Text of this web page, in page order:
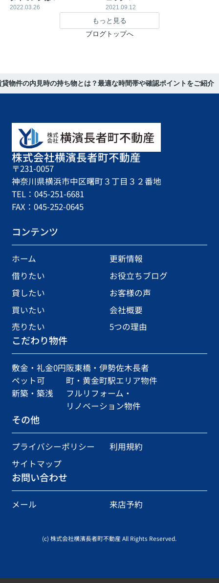
2022.03.26 2021.09.12
もっと見る
ブログトップへ
貸物件の内見時の持ち物とは？最適な時間帯や確認ポイントをご紹介
株式会社横濱長者町不動産
〒231-0057
神奈川県横浜市中区曙町３丁目３２番地
TEL：045-251-6681
FAX：045-252-0645
コンテンツ
ホーム
更新情報
借りたい
お役立ちブログ
貸したい
お客様の声
買いたい
会社概要
売りたい
5つの理由
こだわり物件
敷金・礼金0円
ペット可
新築・築浅
阪東橋・伊勢佐木長者
町・黄金町駅エリア物件
フルリフォーム・
リノベーション物件
その他
プライバシーポリシー
利用規約
サイトマップ
お問い合わせ
メール 来店予約
(c) 株式会社横濱長者町不動産 All Rights Reserved.